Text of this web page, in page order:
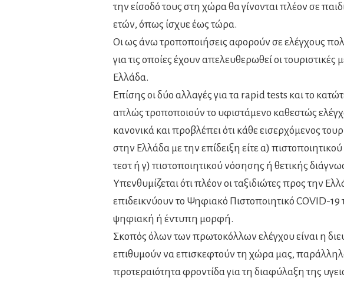
την είσοδό τους στη χώρα θα γίνονται πλέον σε
ετών, όπως ίσχυε έως τώρα.
Οι ως άνω τροποποιήσεις αφορούν σε ελέγχους
για τις οποίες έχουν απελευθερωθεί οι
Ελλάδα.
Επίσης οι δύο αλλαγές για τα rapid tests και το
απλώς τροποποιούν το υφιστάμενο καθεστώς
κανονικά και προβλέπει ότι κάθε εισερχόμενος
στην Ελλάδα με την επίδειξη είτε α)
τεστ ή γ) πιστοποιητικού νόσησης ή θετικής
Υπενθυμίζεται ότι πλέον οι ταξιδιώτες προς την
επιδεικνύουν το Ψηφιακό Πιστοποιητικό COVID-
ψηφιακή ή έντυπη μορφή.
Σκοπός όλων των πρωτοκόλλων ελέγχου είναι η
επιθυμούν να επισκεφτούν τη χώρα μας,
προτεραιότητα φροντίδα για τη διαφύλαξη της